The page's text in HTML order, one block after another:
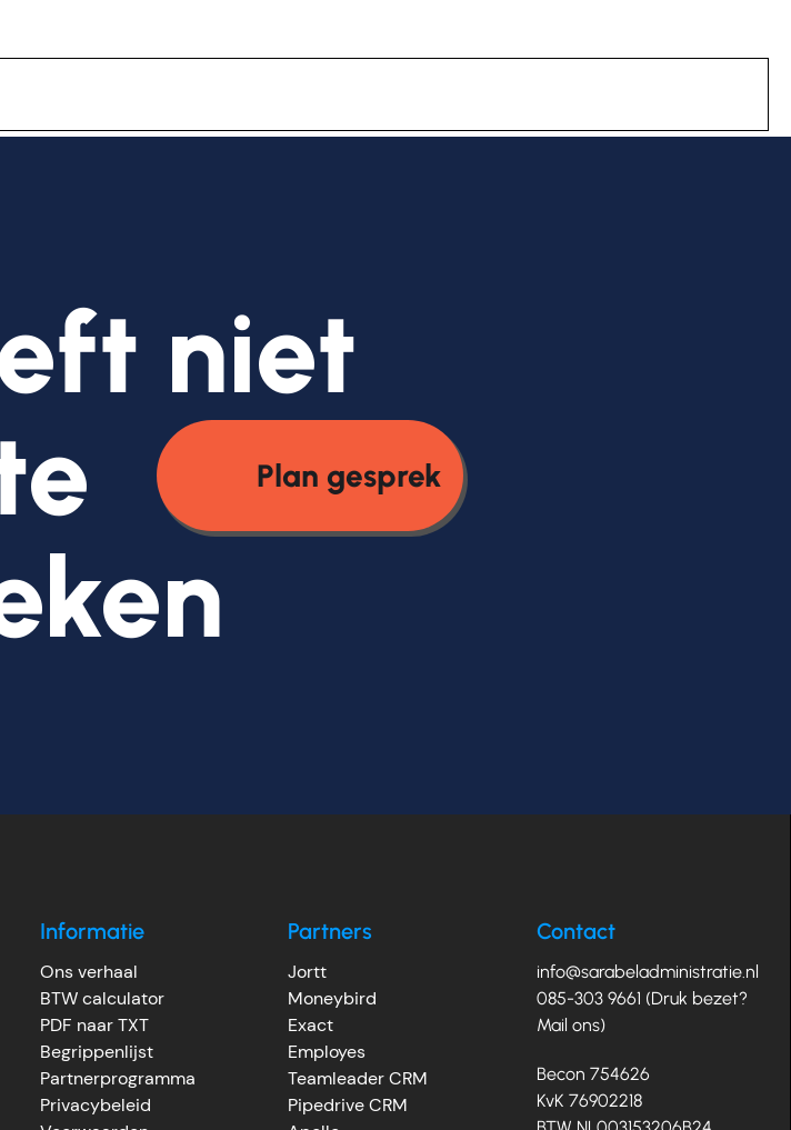
niet
Plan gesprek
Informatie
Ons verhaal
BTW calculator
PDF naar TXT
Begrippenlijst
Partnerprogramma
Privacybeleid
Partners
Jortt
Moneybird
Exact
Employes
Teamleader CRM
Pipedrive CRM
Contact
info@sarabeladministratie.nl
085-303 9661 (Druk bezet?
Mail ons)
Becon 754626
KvK 76902218